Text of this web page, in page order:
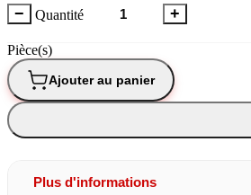
− Quantité +
Pièce(s)
Ajouter au panier
Plus d'informations